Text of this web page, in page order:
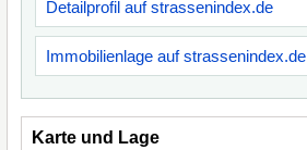
Detailprofil auf strassenindex.de
Immobilienlage auf strassenindex.de
Karte und Lage